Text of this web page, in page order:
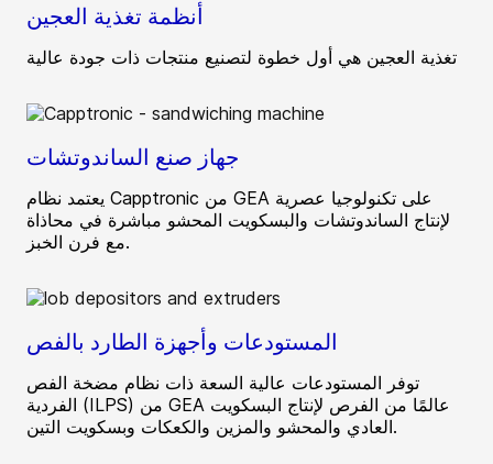
أنظمة تغذية العجين
تغذية العجين هي أول خطوة لتصنيع منتجات ذات جودة عالية
جهاز صنع الساندوتشات
يعتمد نظام Capptronic من GEA على تكنولوجيا عصرية
لإنتاج الساندوتشات والبسكويت المحشو مباشرة في محاذاة
مع فرن الخبز.
المستودعات وأجهزة الطارد بالفص
توفر المستودعات عالية السعة ذات نظام مضخة الفص
الفردية (ILPS) من GEA عالمًا من الفرص لإنتاج البسكويت
العادي والمحشو والمزين والكعكات وبسكويت التين.